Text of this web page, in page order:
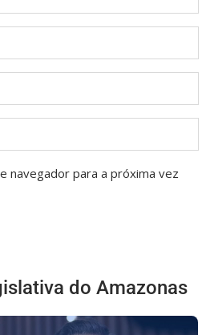
navegador para a próxima vez
do Amazonas